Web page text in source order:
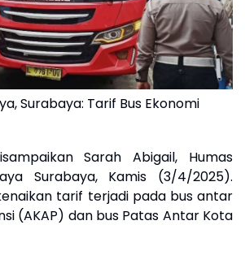
Surabaya: Tarif Bus Ekonomi
Sarah Abigail, Humas
Surabaya, Kamis (3/4/2025).
tarif terjadi pada bus antar
(AKAP) dan bus Patas Antar Kota